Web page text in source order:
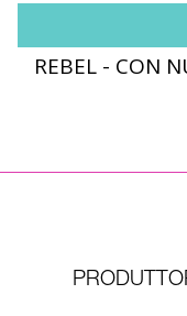
REBEL - CON